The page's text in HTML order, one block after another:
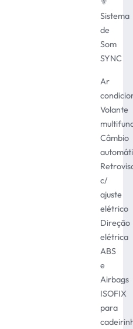
Sistema
de
Som
SYNC
Ar
Volante
Câmbio
c/
ajuste
elétrico
Direção
elétrica
ABS
e
Airbags
ISOFIX
para